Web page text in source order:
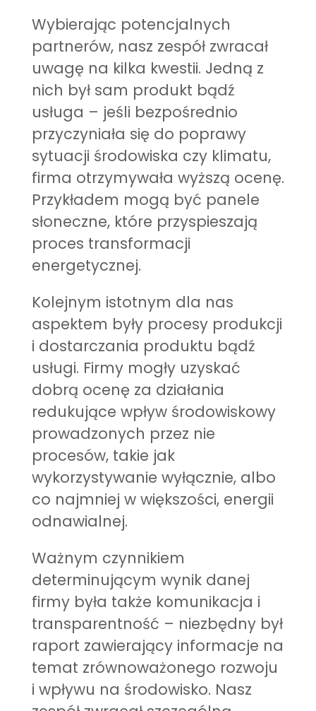
Wybierając potencjalnych
partnerów, nasz zespół zwracał
uwagę na kilka kwestii. Jedną z
nich był sam produkt bądź
usługa – jeśli bezpośrednio
przyczyniała się do poprawy
sytuacji środowiska czy klimatu,
firma otrzymywała wyższą ocenę.
Przykładem mogą być panele
słoneczne, które przyspieszają
proces transformacji
energetycznej.
Kolejnym istotnym dla nas
aspektem były procesy produkcji
i dostarczania produktu bądź
usługi. Firmy mogły uzyskać
dobrą ocenę za działania
redukujące wpływ środowiskowy
prowadzonych przez nie
procesów, takie jak
wykorzystywanie wyłącznie, albo
co najmniej w większości, energii
odnawialnej.
Ważnym czynnikiem
determinującym wynik danej
firmy była także komunikacja i
transparentność – niezbędny był
raport zawierający informacje na
temat zrównoważonego rozwoju
i wpływu na środowisko. Nasz